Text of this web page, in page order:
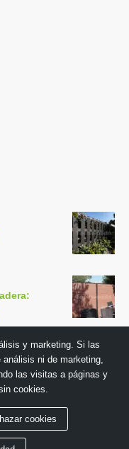
Co., Ltd
y marketing. Si las
ni de marketing,
las visitas a páginas y
cookies.
cookies